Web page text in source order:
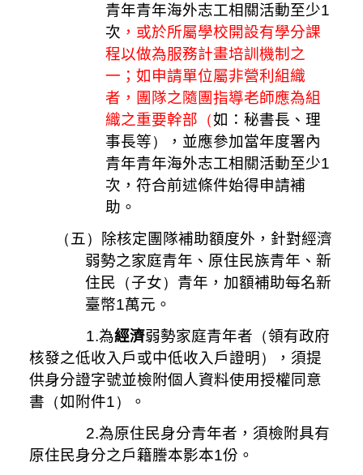
青年青年海外志工相關活動至少1
次 ，或於所屬學校開設有學分課
程以做為服務計畫培訓機制之
一；如申請單位屬非營利組織
者，團隊之隨團指導老師應為組
織之重要幹部 （如：秘書長、理
事長等）
，並應參加當年度署內
青年青年海外志工相關活動至少1
次，符合前述條件始得申請補
助。
（ 五 ）
除核定團隊補助額度外，針對經濟
弱勢之家庭青年、原住民族青年、新
住民 （子女） 青年，加額補助每名新
臺幣1萬元。
1.為經濟弱勢家庭青年者 （領有政府
核發之低收入戶或中低收入戶證明 ）
，須提
供身分證字號並檢附個人資料使用授權同意
書 （如附件1）
。
2.為原住民身分青年者，須檢附具有
原住民身分之戶籍謄本影本1份。